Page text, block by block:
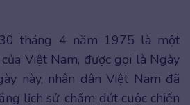
tháng 4 năm 1975 là một
Việt Nam, được gọi là Ngày
này, nhân dân Việt Nam đã
lịch sử, chấm dứt cuộc chiến